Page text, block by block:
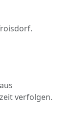
verfolgen.